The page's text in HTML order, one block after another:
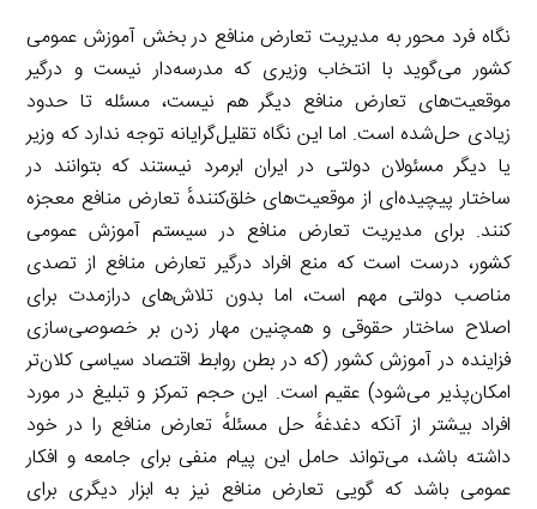
نگاه فرد محور به مدیریت تعارض منافع در بخش آموزش عمومی
کشور می‌گوید با انتخاب وزیری که مدرسه‌دار نیست و درگیر
موقعیت‌های تعارض منافع دیگر هم نیست، مسئله تا حدود
زیادی حل‌شده است. اما این نگاه تقلیل‌گرایانه توجه ندارد که وزیر
یا دیگر مسئولان دولتی در ایران ابرمرد نیستند که بتوانند در
ساختار پیچیده‌ای از موقعیت‌های خلق‌کنندهٔ تعارض منافع معجزه
کنند. برای مدیریت تعارض منافع در سیستم آموزش عمومی
کشور، درست است که منع افراد درگیر تعارض منافع از تصدی
مناصب دولتی مهم است، اما بدون تلاش‌های درازمدت برای
اصلاح ساختار حقوقی و همچنین مهار زدن بر خصوصی‌سازی
فزاینده در آموزش کشور (که در بطن روابط اقتصاد سیاسی کلان‌تر
امکان‌پذیر می‌شود) عقیم است. این حجم تمرکز و تبلیغ در مورد
افراد بیشتر از آنکه دغدغهٔ حل مسئلهٔ تعارض منافع را در خود
داشته باشد، می‌تواند حامل این پیام منفی برای جامعه و افکار
عمومی باشد که گویی تعارض منافع نیز به ابزار دیگری برای